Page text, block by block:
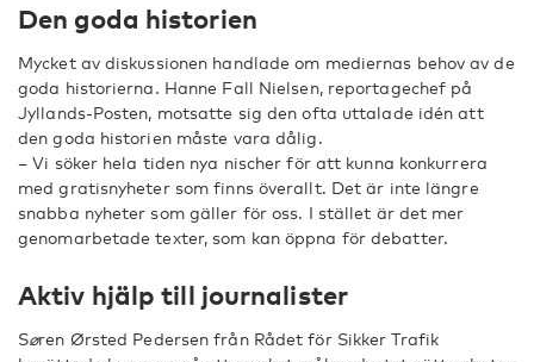
Den goda historien
Mycket av diskussionen handlade om mediernas behov av de
goda historierna. Hanne Fall Nielsen, reportagechef på
Jyllands-Posten, motsatte sig den ofta uttalade idén att
den goda historien måste vara dålig.
– Vi söker hela tiden nya nischer för att kunna konkurrera
med gratisnyheter som finns överallt. Det är inte längre
snabba nyheter som gäller för oss. I stället är det mer
genomarbetade texter, som kan öppna för debatter.
Aktiv hjälp till journalister
Søren Ørsted Pedersen från Rådet för Sikker Trafik